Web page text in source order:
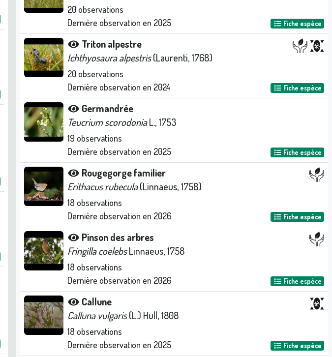
20 observations
Dernière observation en 2025 Fiche espèce
Triton alpestre
Ichthyosaura alpestris(Laurenti, 1768)
20 observations
Dernière observation en 2024 Fiche espèce
Germandrée
Teucrium scorodoniaL., 1753
19 observations
Dernière observation en 2025 Fiche espèce
Rougegorge familier
Erithacus rubecula(Linnaeus, 1758)
18 observations
Dernière observation en 2026 Fiche espèce
Pinson des arbres
Fringilla coelebsLinnaeus, 1758
18 observations
Dernière observation en 2026 Fiche espèce
Callune
Calluna vulgaris(L.) Hull, 1808
18 observations
Dernière observation en 2025 Fiche espèce